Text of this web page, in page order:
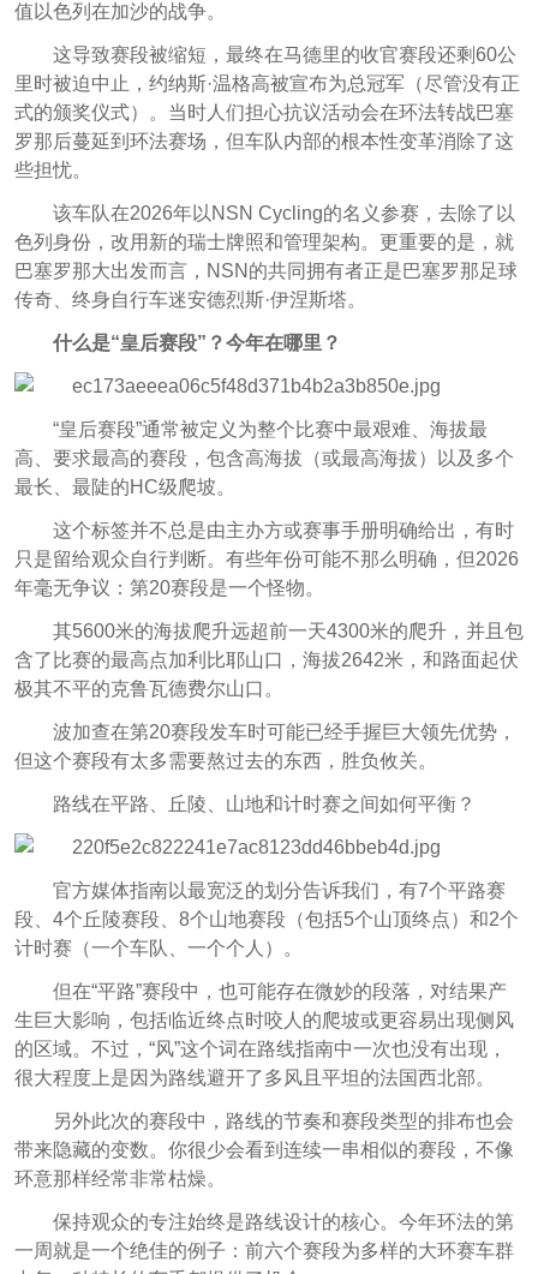
值以色列在加沙的战争。
这导致赛段被缩短，最终在马德里的收官赛段还剩60公
里时被迫中止，约纳斯·温格高被宣布为总冠军（尽管没有正
式的颁奖仪式）。当时人们担心抗议活动会在环法转战巴塞
罗那后蔓延到环法赛场，但车队内部的根本性变革消除了这
些担忧。
该车队在2026年以NSN Cycling的名义参赛，去除了以
色列身份，改用新的瑞士牌照和管理架构。更重要的是，就
巴塞罗那大出发而言，NSN的共同拥有者正是巴塞罗那足球
传奇、终身自行车迷安德烈斯·伊涅斯塔。
什么是“皇后赛段”？今年在哪里？
“皇后赛段”通常被定义为整个比赛中最艰难、海拔最
高、要求最高的赛段，包含高海拔（或最高海拔）以及多个
最长、最陡的HC级爬坡。
这个标签并不总是由主办方或赛事手册明确给出，有时
只是留给观众自行判断。有些年份可能不那么明确，但2026
年毫无争议：第20赛段是一个怪物。
其5600米的海拔爬升远超前一天4300米的爬升，并且包
含了比赛的最高点加利比耶山口，海拔2642米，和路面起伏
极其不平的克鲁瓦德费尔山口。
波加查在第20赛段发车时可能已经手握巨大领先优势，
但这个赛段有太多需要熬过去的东西，胜负攸关。
路线在平路、丘陵、山地和计时赛之间如何平衡？
官方媒体指南以最宽泛的划分告诉我们，有7个平路赛
段、4个丘陵赛段、8个山地赛段（包括5个山顶终点）和2个
计时赛（一个车队、一个个人）。
但在“平路”赛段中，也可能存在微妙的段落，对结果产
生巨大影响，包括临近终点时咬人的爬坡或更容易出现侧风
的区域。不过，“风”这个词在路线指南中一次也没有出现，
很大程度上是因为路线避开了多风且平坦的法国西北部。
另外此次的赛段中，路线的节奏和赛段类型的排布也会
带来隐藏的变数。你很少会看到连续一串相似的赛段，不像
环意那样经常非常枯燥。
保持观众的专注始终是路线设计的核心。今年环法的第
一周就是一个绝佳的例子：前六个赛段为多样的大环赛车群